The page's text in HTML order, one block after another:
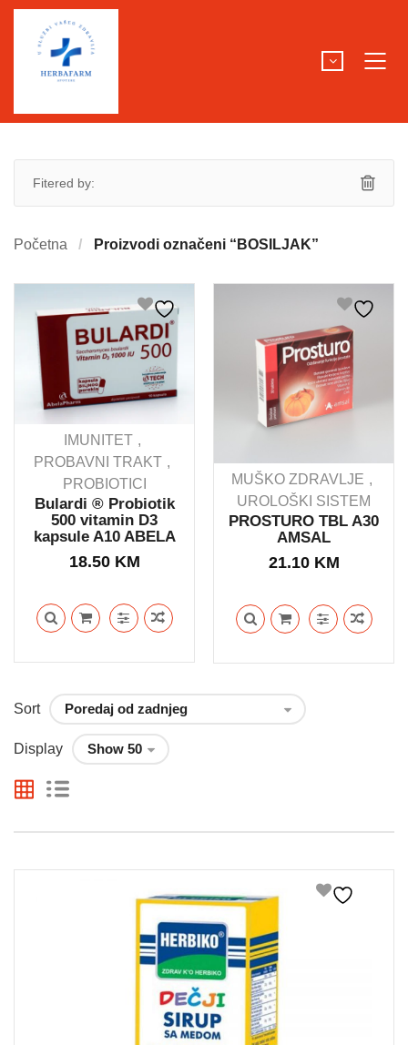
Fitered by:
Početna Proizvodi označeni “BOSILJAK”
IMUNITET
PROBAVNI TRAKT
PROBIOTICI
Bulardi ® Probiotik
500 vitamin D3
kapsule A10 ABELA
18.50 KM
MUŠKO ZDRAVLJE
UROLOŠKI SISTEM
PROSTURO TBL A30
AMSAL
21.10 KM
Sort
Display